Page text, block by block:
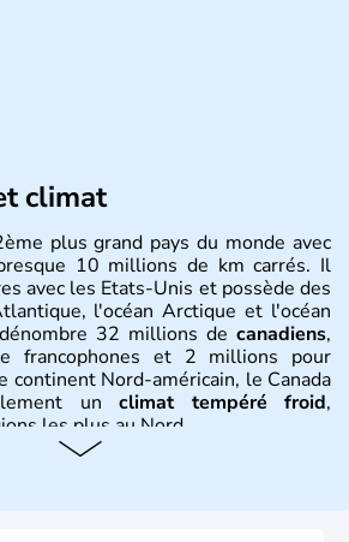
climat
plus grand pays du monde avec
10 millions de km carrés. Il
avec les Etats-Unis et possède des
l'océan Arctique et l'océan
32 millions de canadiens,
francophones et 2 millions pour
continent Nord-américain, le Canada
unclimat tempéré froid,
les plus au Nord.